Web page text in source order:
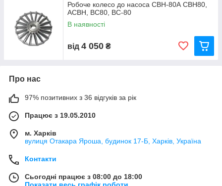
Робоче колесо до насоса СВН-80А СВН80,
АСВН, ВС80, ВС-80
В наявності
від 4 050 ₴
Про нас
97% позитивних з 36 відгуків за рік
Працює з 19.05.2010
м. Харків
вулиця Отакара Яроша, будинок 17-Б, Харків, Україна
Контакти
Сьогодні працює з 08:00 до 18:00